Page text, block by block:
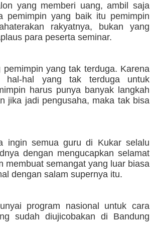
yang memberi uang, ambil saja
pemimpin yang baik itu pemimpin
rakyatnya, bukan yang
para peserta seminar.
yang tak terduga. Karena
hal-hal yang tak terduga untuk
harus punya banyak langkah
jika jadi pengusaha, maka tak bisa
ingin semua guru di Kukar selalu
dengan mengucapkan selamat
membuat semangat yang luar biasa
dengan salam supernya itu.
program nasional untuk cara
sudah diujicobakan di Bandung